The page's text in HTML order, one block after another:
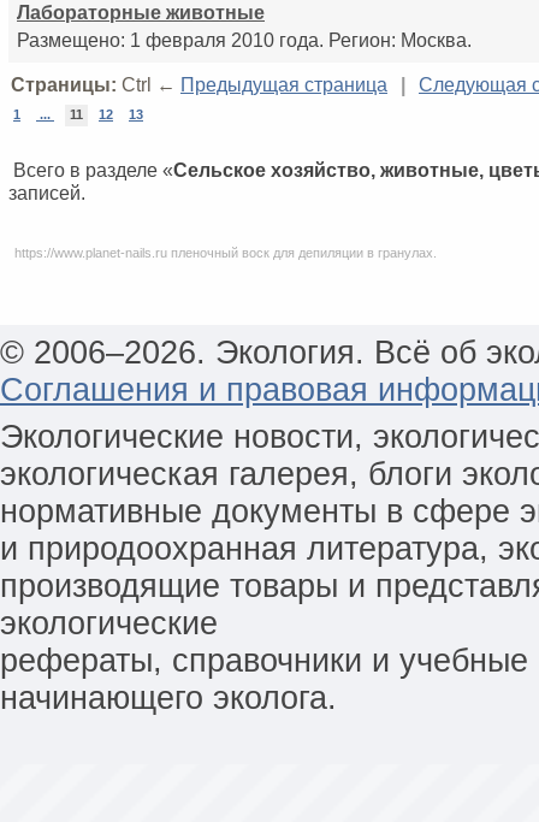
Лабораторные животные
Размещено: 1 февраля 2010 года. Регион: Москва.
Страницы: Ctrl ← Предыдущая страница | Следующая
1 ... 11 12 13
Всего в разделе «Сельское хозяйство, животные,
записей.
https://www.planet-nails.ru пленочный воск для депиляции в гранулах.
© 2006–2026. Экология. Всё об
Соглашения и правовая
Экологические новости,
экологическая галерея, блоги
нормативные документы в сфере
и природоохранная литература,
производящие товары и
экологические
рефераты, справочники и
начинающего эколога.